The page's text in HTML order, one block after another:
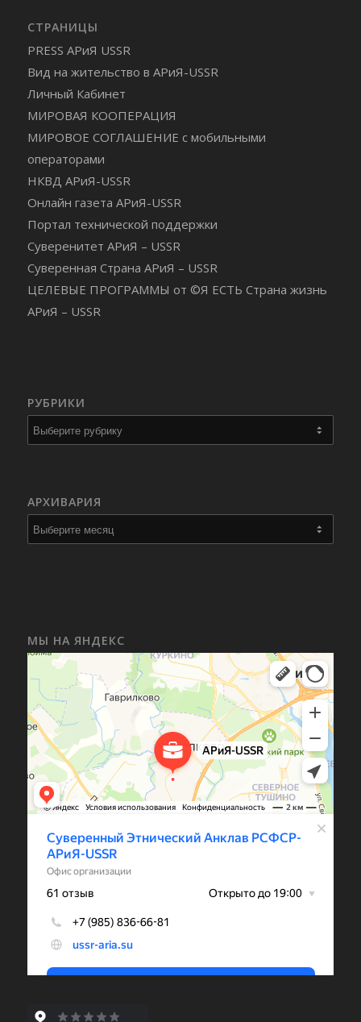
СТРАНИЦЫ
PRESS АРиЯ USSR
Вид на жительство в АРиЯ-USSR
Личный Кабинет
МИРОВАЯ КООПЕРАЦИЯ
МИРОВОЕ СОГЛАШЕНИЕ с мобильными
операторами
НКВД АРиЯ-USSR
Онлайн газета АРиЯ-USSR
Портал технической поддержки
Суверенитет АРиЯ – USSR
Суверенная Страна АРиЯ – USSR
ЦЕЛЕВЫЕ ПРОГРАММЫ от ©Я ЕСТЬ Страна жизнь
АРиЯ – USSR
РУБРИКИ
Рубрики
АРХИВАРИЯ
МЫ НА ЯНДЕКС